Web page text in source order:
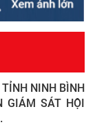
NINH BÌNH
GIÁM SÁT HỘI